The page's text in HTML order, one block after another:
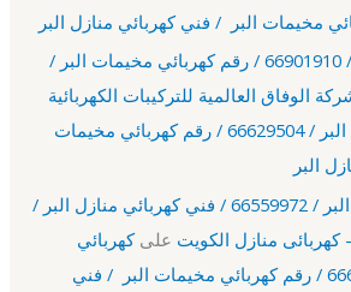
كهربائي مخيمات البر / 66901910 / رقم كهربائي مخيمات البر /
الوفاق العالمية للتركيبات الكهربائية
كهربائي مخيمات البر / 66629504 / رقم كهربائي مخيمات
البر
رقم كهربائي مخيمات البر / 66559972 / فني كهربائي منازل البر /
كهربائى منازل الكويت علىكهربائي
مخيمات البر / 66629504 / رقم كهربائي مخيمات البر / فني